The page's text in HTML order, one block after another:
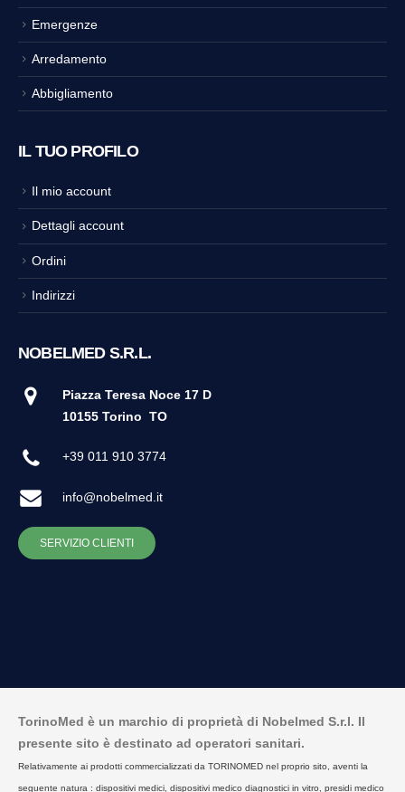
Emergenze
Arredamento
Abbigliamento
IL TUO PROFILO
Il mio account
Dettagli account
Ordini
Indirizzi
NOBELMED S.R.L.
Piazza Teresa Noce 17 D
10155 Torino TO
+39 011 910 3774
info@nobelmed.it
SERVIZIO CLIENTI
TorinoMed è un marchio di proprietà di Nobelmed S.r.l. Il
presente sito è destinato ad operatori sanitari.
Relativamente ai prodotti commercializzati da TORINOMED nel proprio sito, aventi la
seguente natura : dispositivi medici, dispositivi medico diagnostici in vitro, presidi medico